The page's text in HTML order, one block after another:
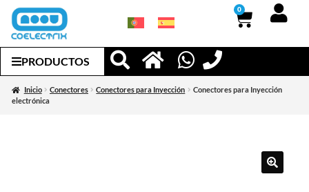
0
PRODUCTOS
Inicio Conectores Conectores para Inyección
Conectores para Inyección
electrónica